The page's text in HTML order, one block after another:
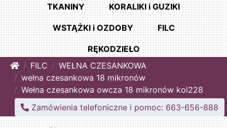
TKANINY KORALIKI i GUZIKI
WSTĄŻKI i OZDOBY FILC
RĘKODZIEŁO
Home
FILC
WEŁNA CZESANKOWA
wełna czesankowa 18 mikronów
Wełna czesankowa owcza 18 mikronów kol228
Zamówienia telefoniczne i pomoc: 663-656-888